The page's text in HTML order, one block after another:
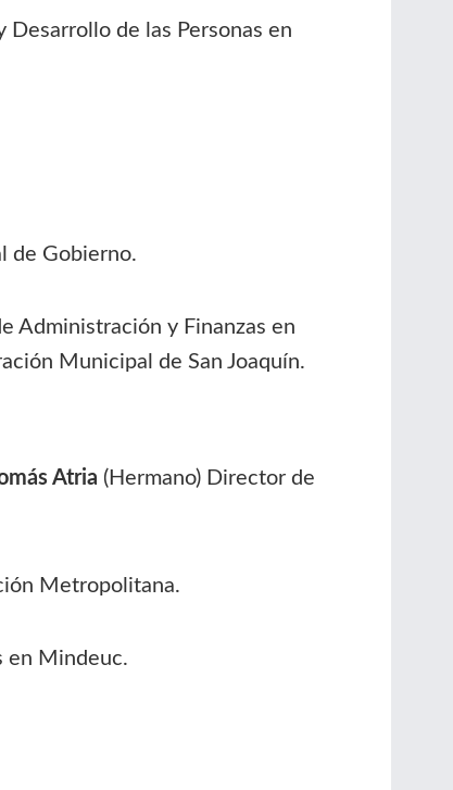
Desarrollo de las Personas en
de Gobierno.
Administración y Finanzas en
Municipal de San Joaquín.
Atria (Hermano) Director de
Metropolitana.
en Mindeuc.